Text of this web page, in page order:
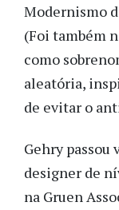
Modernismo
(Foi também
como
aleatória,
de evitar o
Gehry passou
designer de
na Gruen